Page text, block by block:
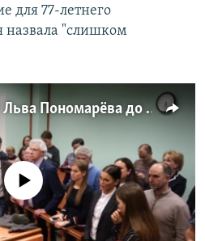
для 77-летнего
назвала "слишком
Суд сократил арест Льва Пономарёва до 16 суток
currently available